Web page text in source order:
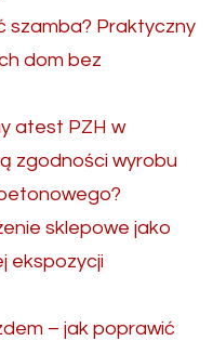
szamba? Praktyczny
dom bez
atest PZH w
zgodności wyrobu
sklepowe jako
ekspozycji
– jak poprawić